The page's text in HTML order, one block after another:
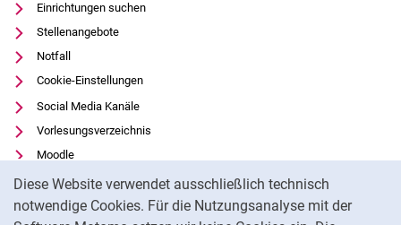
Diese Website verwendet ausschließlich technisch
notwendige Cookies. Für die Nutzungsanalyse mit der
Einrichtungen suchen
Stellenangebote
Notfall
Cookie-Einstellungen
Social Media Kanäle
Vorlesungsverzeichnis
Moodle
Panopto
Universitätsbibliothek